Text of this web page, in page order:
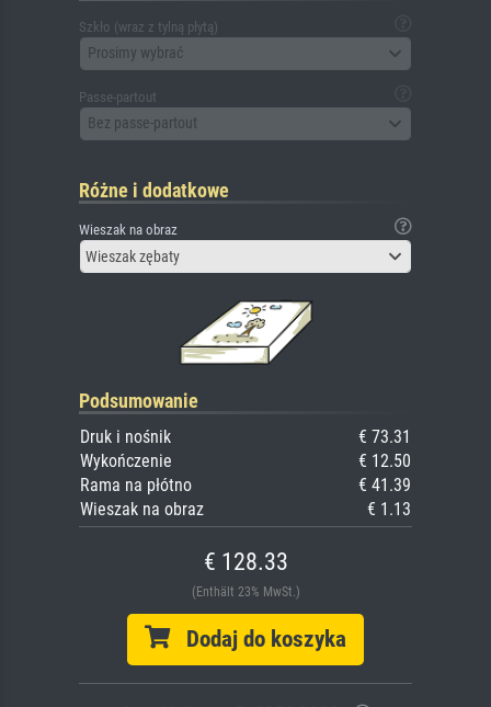
Szkło (wraz z tylną płytą)
Prosimy wybrać
Passe-partout
Bez passe-partout
Różne i dodatkowe
Wieszak na obraz
Wieszak zębaty
Podsumowanie
Druk i nośnik
€ 73.31
Wykończenie
€ 12.50
Rama na płótno
€ 41.39
Wieszak na obraz
€ 1.13
€ 128.33
(Enthält 23% MwSt.)
Dodaj do koszyka